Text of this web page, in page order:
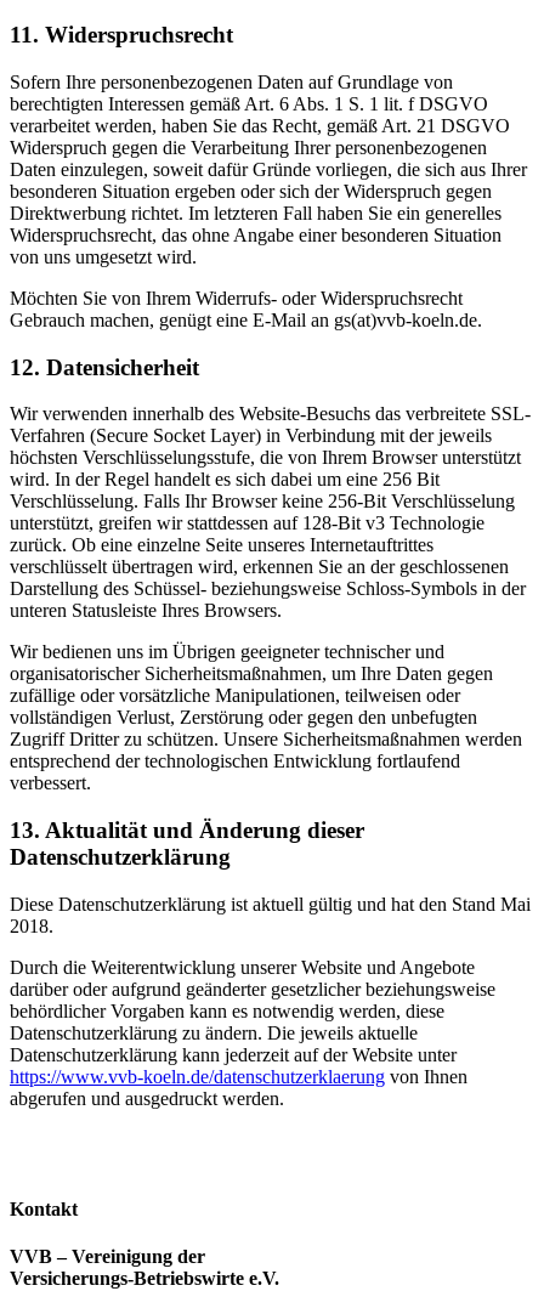
11. Widerspruchsrecht
Sofern Ihre personenbezogenen Daten auf Grundlage von
berechtigten Interessen gemäß Art. 6 Abs. 1 S. 1 lit. f DSGVO
verarbeitet werden, haben Sie das Recht, gemäß Art. 21 DSGVO
Widerspruch gegen die Verarbeitung Ihrer personenbezogenen
Daten einzulegen, soweit dafür Gründe vorliegen, die sich aus Ihrer
besonderen Situation ergeben oder sich der Widerspruch gegen
Direktwerbung richtet. Im letzteren Fall haben Sie ein generelles
Widerspruchsrecht, das ohne Angabe einer besonderen Situation
von uns umgesetzt wird.
Möchten Sie von Ihrem Widerrufs- oder Widerspruchsrecht
Gebrauch machen, genügt eine E-Mail an gs(at)vvb-koeln.de.
12. Datensicherheit
Wir verwenden innerhalb des Website-Besuchs das verbreitete SSL-
Verfahren (Secure Socket Layer) in Verbindung mit der jeweils
höchsten Verschlüsselungsstufe, die von Ihrem Browser unterstützt
wird. In der Regel handelt es sich dabei um eine 256 Bit
Verschlüsselung. Falls Ihr Browser keine 256-Bit Verschlüsselung
unterstützt, greifen wir stattdessen auf 128-Bit v3 Technologie
zurück. Ob eine einzelne Seite unseres Internetauftrittes
verschlüsselt übertragen wird, erkennen Sie an der geschlossenen
Darstellung des Schüssel- beziehungsweise Schloss-Symbols in der
unteren Statusleiste Ihres Browsers.
Wir bedienen uns im Übrigen geeigneter technischer und
organisatorischer Sicherheitsmaßnahmen, um Ihre Daten gegen
zufällige oder vorsätzliche Manipulationen, teilweisen oder
vollständigen Verlust, Zerstörung oder gegen den unbefugten
Zugriff Dritter zu schützen. Unsere Sicherheitsmaßnahmen werden
entsprechend der technologischen Entwicklung fortlaufend
verbessert.
13. Aktualität und Änderung dieser
Datenschutzerklärung
Diese Datenschutzerklärung ist aktuell gültig und hat den Stand Mai
2018.
Durch die Weiterentwicklung unserer Website und Angebote
darüber oder aufgrund geänderter gesetzlicher beziehungsweise
behördlicher Vorgaben kann es notwendig werden, diese
Datenschutzerklärung zu ändern. Die jeweils aktuelle
Datenschutzerklärung kann jederzeit auf der Website unter
https://www.vvb-koeln.de/datenschutzerklaerung von Ihnen
abgerufen und ausgedruckt werden.
Kontakt
VVB – Vereinigung der
Versicherungs-Betriebswirte e.V.